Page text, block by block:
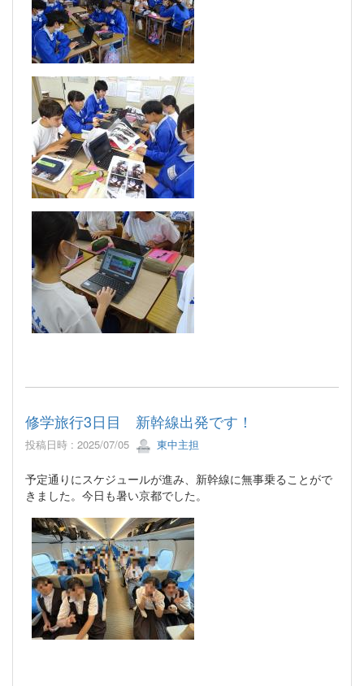
修学旅行3日目 新幹線出発です！
投稿日時 : 2025/07/05 東中主担
予定通りにスケジュールが進み、新幹線に無事乗ることがで
きました。今日も暑い京都でした。